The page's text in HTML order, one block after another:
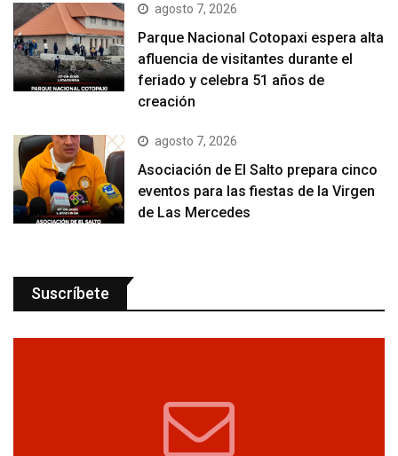
agosto 7, 2026
Parque Nacional Cotopaxi espera alta
afluencia de visitantes durante el
feriado y celebra 51 años de
creación
agosto 7, 2026
Asociación de El Salto prepara cinco
eventos para las fiestas de la Virgen
de Las Mercedes
Suscríbete